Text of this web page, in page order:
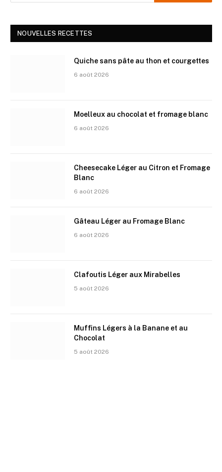
NOUVELLES RECETTES
Quiche sans pâte au thon et courgettes
6 août 2026
Moelleux au chocolat et fromage blanc
6 août 2026
Cheesecake Léger au Citron et Fromage
Blanc
6 août 2026
Gâteau Léger au Fromage Blanc
6 août 2026
Clafoutis Léger aux Mirabelles
5 août 2026
Muffins Légers à la Banane et au
Chocolat
5 août 2026